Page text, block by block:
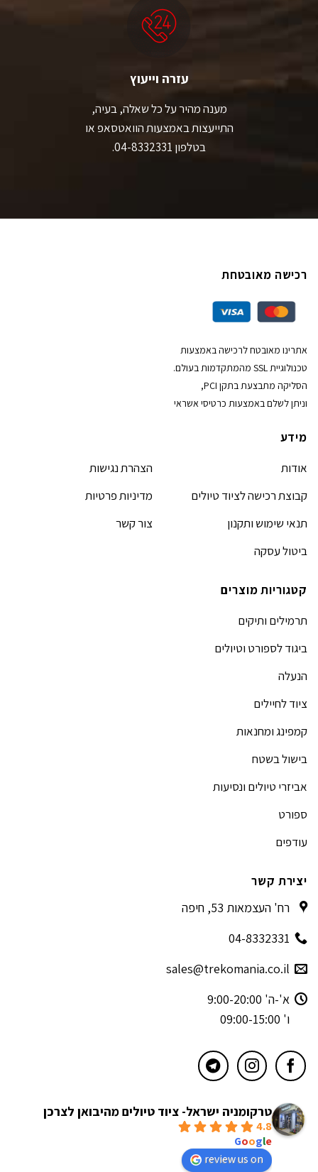
עזרה וייעוץ
מענה מהיר על כל שאלה, בעיה,
התייעצות באמצעות הוואטסאפ או
בטלפון 04-8332331.
רכישה מאובטחת
אתרינו מאובטח לרכישה באמצעות
טכנולוגיית SSL מהמתקדמות בעולם.
הסליקה מתבצעת בתקן PCI,
וניתן לשלם באמצעות כרטיסי אשראי
מידע
אודות
קבוצת רכישה לציוד טיולים
תנאי שימוש ותקנון
ביטול עסקה
הצהרת נגישות
מדיניות פרטיות
צור קשר
קטגוריות מוצרים
תרמילים ותיקים
ביגוד לספורט וטיולים
הנעלה
ציוד לחיילים
קמפינג ומחנאות
בישול בשטח
אביזרי טיולים ונסיעות
ספורט
עודפים
יצירת קשר
רח' העצמאות 53, חיפה
04-8332331
sales@trekomania.co.il
א'-ה' 9:00-20:00
ו' 09:00-15:00
טרקומניה ישראל- ציוד טיולים מהיבואן לצרכן
4.8
Google
review us on